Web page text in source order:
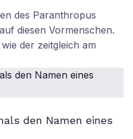
des Paranthropus
diesen Vormenschen.
der zeitgleich am
den Namen eines